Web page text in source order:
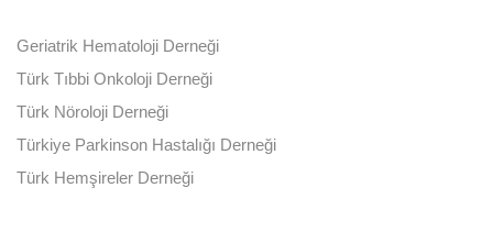
Geriatrik Hematoloji Derneği
Türk Tıbbi Onkoloji Derneği
Türk Nöroloji Derneği
Türkiye Parkinson Hastalığı Derneği
Türk Hemşireler Derneği